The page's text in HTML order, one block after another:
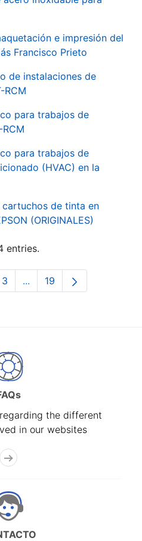
e impresión del
Francisco Prieto
de instalaciones de
RCM
para trabajos de
para trabajos de
(HVAC) en la
cartuchos de tinta en
(ORIGINALES)
entries.
Page
3 ...Intermediate Pages Use
Page
19
the different
in our websites